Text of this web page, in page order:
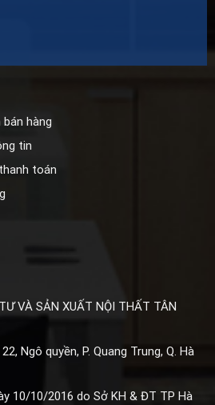
hàng
tin
toán
VÀ SẢN XUẤT NỘI THẤT TÂN
Ngô quyền, P. Quang Trung, Q. Hà
10/10/2016 do Sở KH & ĐT TP Hà